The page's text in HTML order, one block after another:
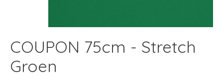
COUPON 75cm - Stretch
Groen